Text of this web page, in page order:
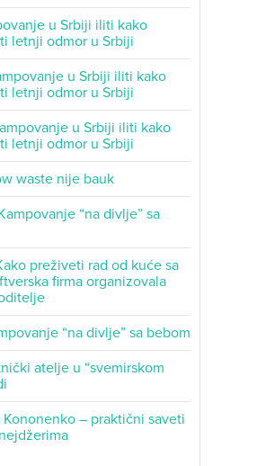
u Srbiji iliti kako
letnji odmor u Srbiji
u Srbiji iliti kako
letnji odmor u Srbiji
u Srbiji iliti kako
letnji odmor u Srbiji
waste nije bauk
“na divlje” sa
preživeti rad od kuće sa
firma organizovala
“na divlje” sa bebom
atelje u “svemirskom
Kononenko – praktični saveti